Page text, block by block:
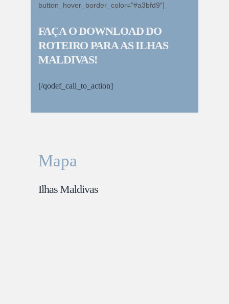
button_hover_border_color=”#a3bfd9″]
FAÇA O DOWNLOAD DO
ROTEIRO PARA AS ILHAS
MALDIVAS!
[/qodef_call_to_action]
Mapa
Ilhas Maldivas